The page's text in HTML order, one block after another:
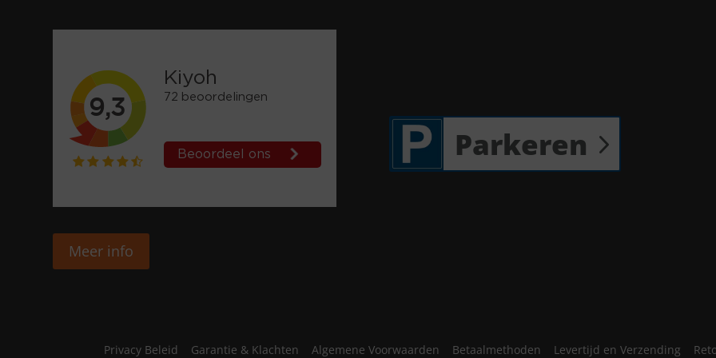
Meer info
Parkeren
Privacy Beleid Garantie & Klachten Algemene Voorwaarden Betaalmethoden Levertijd en Verzending